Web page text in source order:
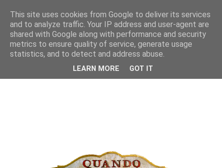
This site uses cookies from Google to deliver its services
and to analyze traffic. Your IP address and user-agent are
shared with Google along with performance and security
metrics to ensure quality of service, generate usage
statistics, and to detect and address abuse.
LEARN MORE GOT IT